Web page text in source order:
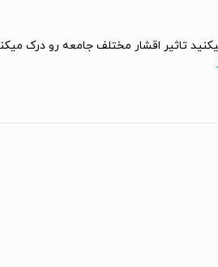
تاثیر اقشار مختلف جامعه رو درک